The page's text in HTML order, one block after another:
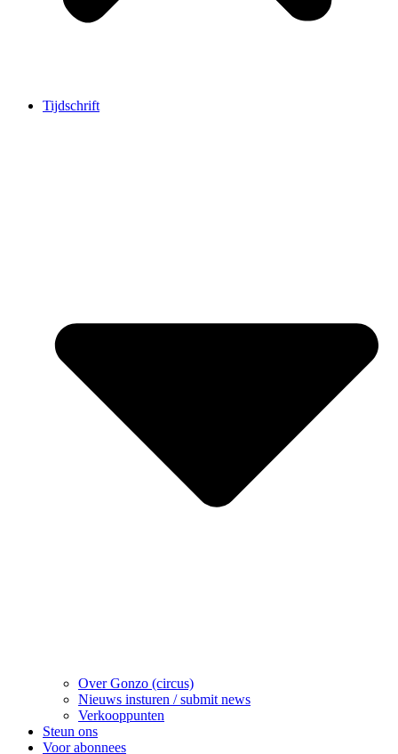
Tijdschrift
Over Gonzo (circus)
Nieuws insturen / submit news
Verkooppunten
Steun ons
Voor abonnees